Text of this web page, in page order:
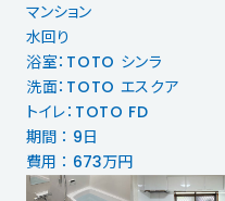
マンション
水回り
浴室：TOTO シンラ
洗面：TOTO エスクア
トイレ：TOTO FD
期間 ： 9日
費用 ： 673万円